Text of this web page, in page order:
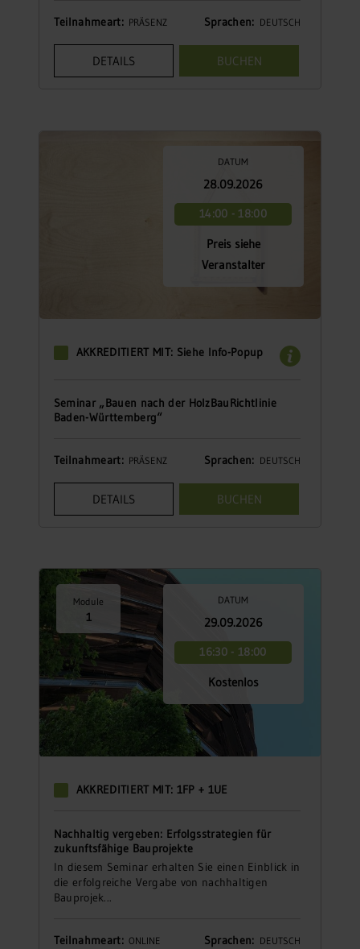
Teilnahmeart: PRÄSENZ Sprachen: DEUTSCH
DETAILS BUCHEN
DATUM
28.09.2026
14:00 - 18:00
Preis siehe
Veranstalter
AKKREDITIERT MIT: Siehe Info-Popup
Seminar „Bauen nach der HolzBauRichtlinie
Baden-Württemberg“
Teilnahmeart: PRÄSENZ Sprachen: DEUTSCH
DETAILS BUCHEN
Module
1
DATUM
29.09.2026
16:30 - 18:00
Kostenlos
AKKREDITIERT MIT: 1FP + 1UE
Nachhaltig vergeben: Erfolgsstrategien für
zukunftsfähige Bauprojekte
In diesem Seminar erhalten Sie einen Einblick in
die erfolgreiche Vergabe von nachhaltigen
Bauprojek...
Teilnahmeart:ONLINE Sprachen: DEUTSCH